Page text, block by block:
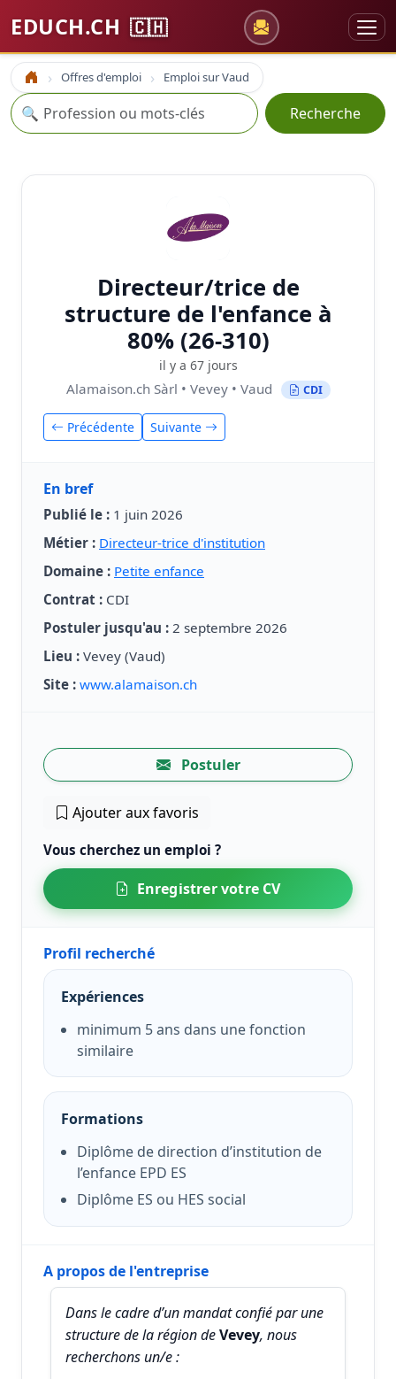
EDUCH.CH 🇨🇭
Accueil Offres d'emploi Emploi sur Vaud
Recherche
🔍 Recherche
Directeur/trice de
structure de l'enfance à
80% (26-310)
il y a 67 jours
Alamaison.ch Sàrl • Vevey • Vaud CDI
Précédente Suivante
En bref
Publié le : 1 juin 2026
Métier : Directeur-trice d'institution
Domaine : Petite enfance
Contrat : CDI
Postuler jusqu'au : 2 septembre 2026
Lieu : Vevey (Vaud)
Site : www.alamaison.ch
Postuler
Ajouter aux favoris
Vous cherchez un emploi ?
Enregistrer votre CV
Profil recherché
Expériences
minimum 5 ans dans une fonction
similaire
Formations
Diplôme de direction d’institution de
l’enfance EPD ES
Diplôme ES ou HES social
A propos de l'entreprise
Dans le cadre d’un mandat confié par une
structure de la région deVevey, nous
recherchons un/e :